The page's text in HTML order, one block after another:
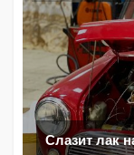
Слазит лак